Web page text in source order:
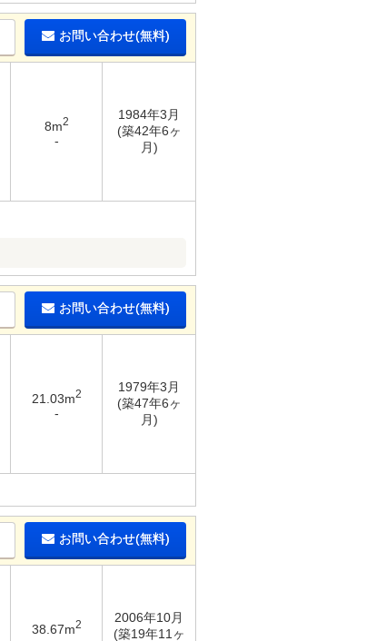
お問い合わせ(無料)
8m2
-
1984年3月
(築42年6ヶ
月)
お問い合わせ(無料)
21.03m2
-
1979年3月
(築47年6ヶ
月)
お問い合わせ(無料)
38.67m2
2006年10月
(築19年11ヶ